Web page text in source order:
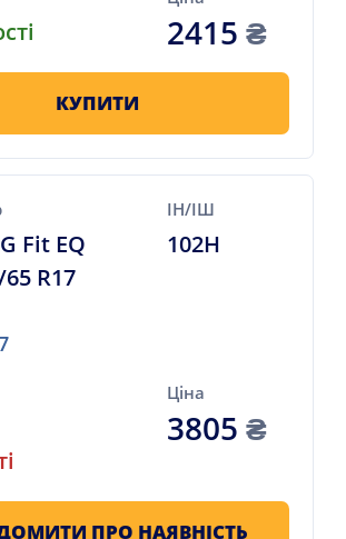
2415₴
КУПИТИ
Fit EQ
R17
ІН/ІШ
102H
Ціна
3805₴
ПРО НАЯВНІСТЬ